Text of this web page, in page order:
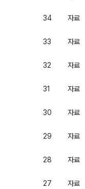
34 자료
33 자료
32 자료
31 자료
30 자료
29 자료
28 자료
27 자료